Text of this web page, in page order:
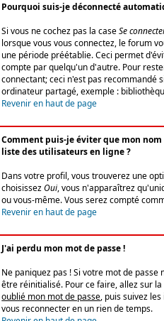
Pourquoi suis-je déconnecté
Si vous ne cochez pas la caseSe
lorsque vous vous connectez, le forum
une période préétablie. Ceci permet
compte par quelqu'un d'autre. Pour
connectant; ceci n'est pas recommandé
ordinateur partagé, exemple :
Revenir en haut de page
Comment puis-je éviter que mon
liste des utilisateurs en ligne ?
Dans votre profil, vous trouverez une
choisissezOui, vous n'apparaîtrez
ou vous-même. Vous serez compté
Revenir en haut de page
J'ai perdu mon mot de passe !
Ne paniquez pas ! Si votre mot de
être réinitialisé. Pour ce faire, allez sur
oublié mon mot de passe, puis suivez
vous reconnecter en un rien de temps.